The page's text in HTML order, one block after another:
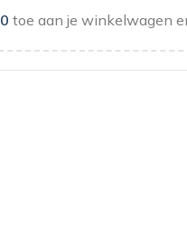
toe aan je winkelwagen